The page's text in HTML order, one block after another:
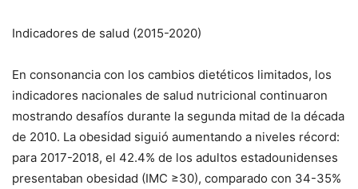
Indicadores de salud (2015-2020)
En consonancia con los cambios dietéticos limitados, los
indicadores nacionales de salud nutricional continuaron
mostrando desafíos durante la segunda mitad de la década
de 2010. La obesidad siguió aumentando a niveles récord:
para 2017-2018, el 42.4% de los adultos estadounidenses
presentaban obesidad (IMC ≥30), comparado con 34-35%